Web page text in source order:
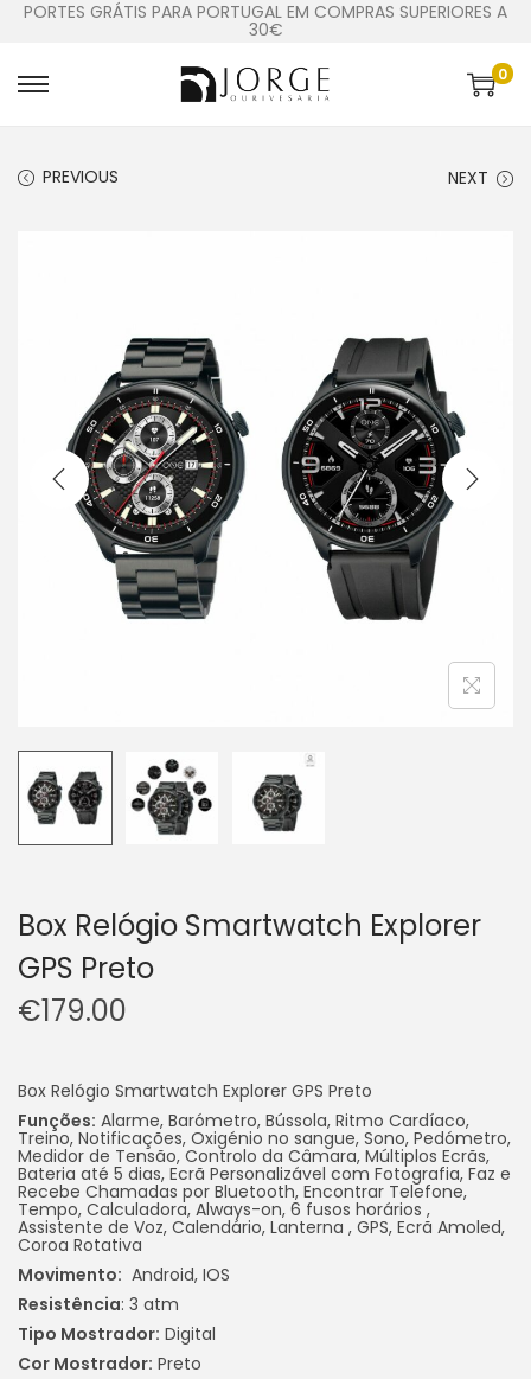
PORTES GRÁTIS PARA PORTUGAL EM COMPRAS SUPERIORES A
30€
0
PREVIOUS NEXT
Box Relógio Smartwatch Explorer
GPS Preto
€179.00
Box Relógio Smartwatch Explorer GPS Preto
Funções: Alarme, Barómetro, Bússola, Ritmo Cardíaco,
Treino, Notificações, Oxigénio no sangue, Sono, Pedómetro,
Medidor de Tensão, Controlo da Câmara, Múltiplos Ecrãs,
Bateria até 5 dias, Ecrã Personalizável com Fotografia, Faz e
Recebe Chamadas por Bluetooth, Encontrar Telefone,
Tempo, Calculadora, Always-on, 6 fusos horários ,
Assistente de Voz, Calendário, Lanterna , GPS, Ecrã Amoled,
Coroa Rotativa
Movimento: Android, IOS
Resistência: 3 atm
Tipo Mostrador: Digital
Cor Mostrador: Preto